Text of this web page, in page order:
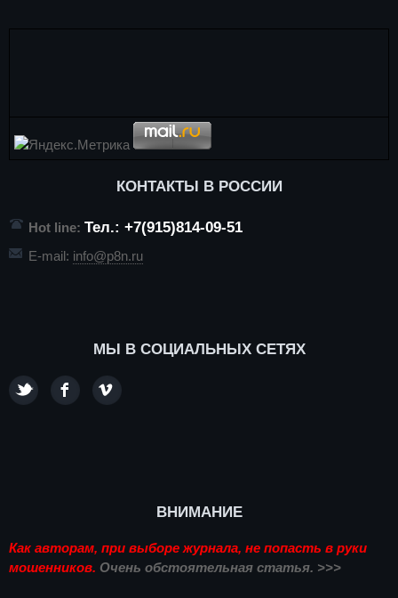
КОНТАКТЫ В РОССИИ
Hot line: Тел.: +7(915)814-09-51
E-mail: info@p8n.ru
МЫ В СОЦИАЛЬНЫХ СЕТЯХ
ВНИМАНИЕ
Как авторам, при выборе журнала, не попасть в руки
мошенников. Очень обстоятельная статья. >>>